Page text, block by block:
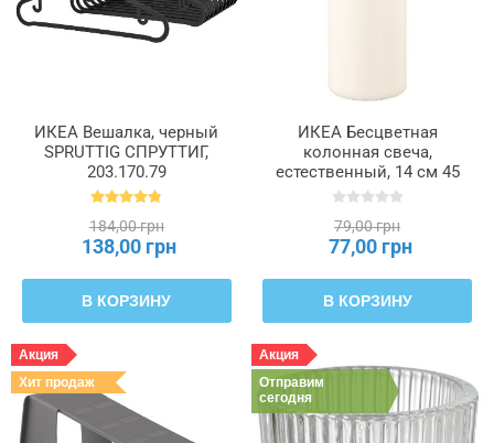
ИКЕА Вешалка, черный
SPRUTTIG СПРУТТИГ,
203.170.79
184,00 грн
138,00 грн
В КОРЗИНУ
ИКЕА Бесцветная
колонная свеча,
естественный, 14 см 45
часов FENOMEN
79,00 грн
77,00 грн
В КОРЗИНУ
Акция
Хит продаж
Акция
Отправим
сегодня